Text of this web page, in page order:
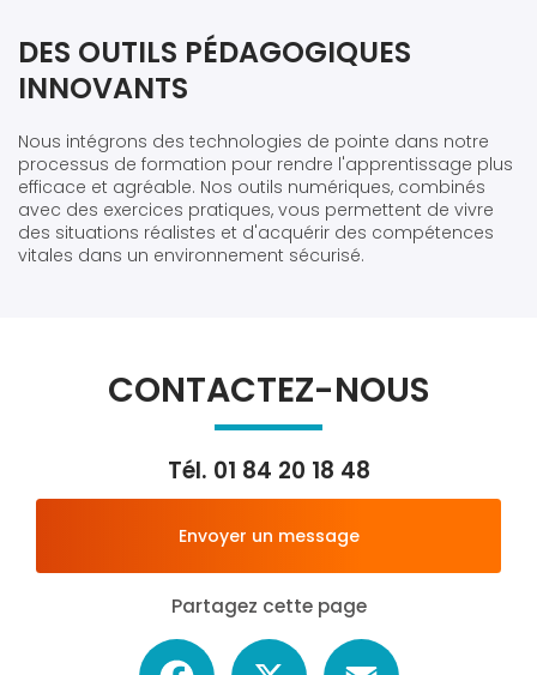
DES OUTILS PÉDAGOGIQUES
INNOVANTS
Nous intégrons des technologies de pointe dans notre
processus de formation pour rendre l'apprentissage plus
efficace et agréable. Nos outils numériques, combinés
avec des exercices pratiques, vous permettent de vivre
des situations réalistes et d'acquérir des compétences
vitales dans un environnement sécurisé.
CONTACTEZ-NOUS
Tél. 01 84 20 18 48
Envoyer un message
Partagez cette page
Facebook